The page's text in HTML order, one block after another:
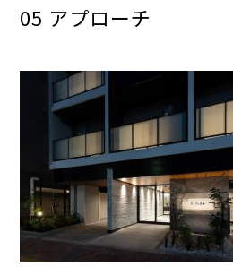
05 アプローチ